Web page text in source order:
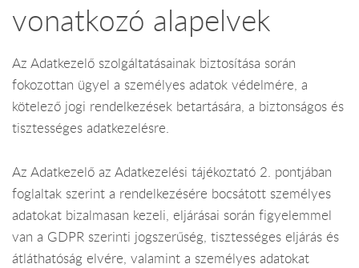
vonatkozó alapelvek
Az Adatkezelő szolgáltatásainak biztosítása során
fokozottan ügyel a személyes adatok védelmére, a
kötelező jogi rendelkezések betartására, a biztonságos és
tisztességes adatkezelésre.
Az Adatkezelő az Adatkezelési tájékoztató 2. pontjában
foglaltak szerint a rendelkezésére bocsátott személyes
adatokat bizalmasan kezeli, eljárásai során figyelemmel
van a GDPR szerinti jogszerűség, tisztességes eljárás és
átláthatóság elvére, valamint a személyes adatokat